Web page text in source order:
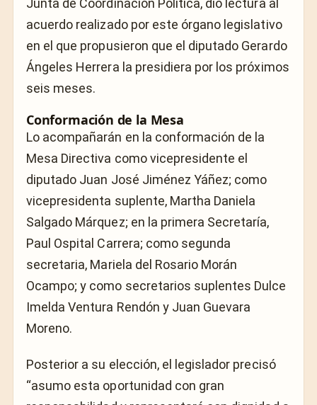
acuerdo realizado por este órgano legislativo
en el que propusieron que el diputado Gerardo
Ángeles Herrera la presidiera por los próximos
seis meses.
Conformación de la Mesa
Lo acompañarán en la conformación de la
Mesa Directiva como vicepresidente el
diputado Juan José Jiménez Yáñez; como
vicepresidenta suplente, Martha Daniela
Salgado Márquez; en la primera Secretaría,
Paul Ospital Carrera; como segunda
secretaria, Mariela del Rosario Morán
Ocampo; y como secretarios suplentes Dulce
Imelda Ventura Rendón y Juan Guevara
Moreno.
Posterior a su elección, el legislador precisó
“asumo esta oportunidad con gran